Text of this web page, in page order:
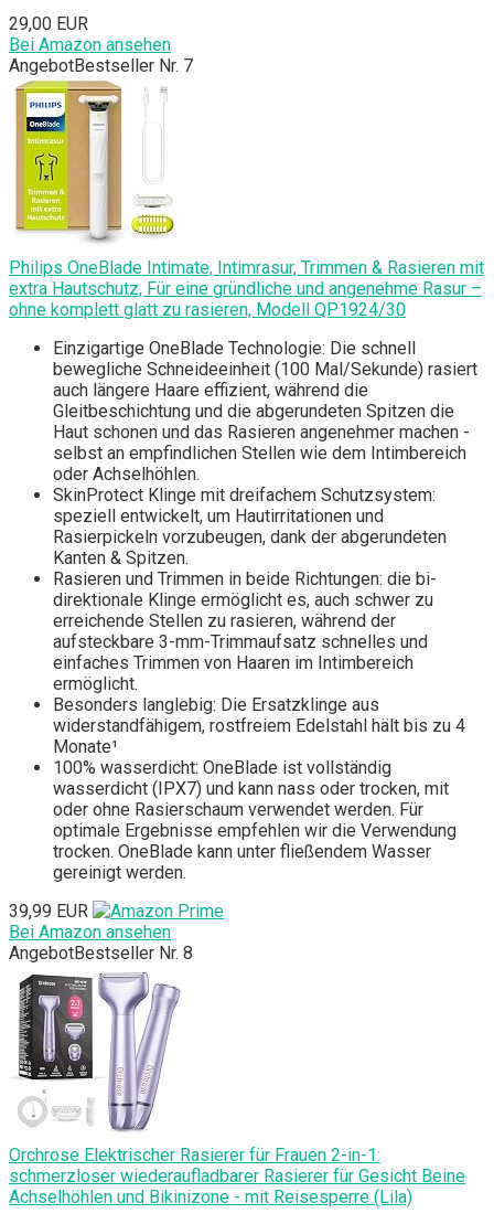
29,00 EUR
Bei Amazon ansehen
AngebotBestseller Nr. 7
Philips OneBlade Intimate, Intimrasur, Trimmen & Rasieren mit
extra Hautschutz, Für eine gründliche und angenehme Rasur –
ohne komplett glatt zu rasieren, Modell QP1924/30
Einzigartige OneBlade Technologie: Die schnell
bewegliche Schneideeinheit (100 Mal/Sekunde) rasiert
auch längere Haare effizient, während die
Gleitbeschichtung und die abgerundeten Spitzen die
Haut schonen und das Rasieren angenehmer machen -
selbst an empfindlichen Stellen wie dem Intimbereich
oder Achselhöhlen.
SkinProtect Klinge mit dreifachem Schutzsystem:
speziell entwickelt, um Hautirritationen und
Rasierpickeln vorzubeugen, dank der abgerundeten
Kanten & Spitzen.
Rasieren und Trimmen in beide Richtungen: die bi-
direktionale Klinge ermöglicht es, auch schwer zu
erreichende Stellen zu rasieren, während der
aufsteckbare 3-mm-Trimmaufsatz schnelles und
einfaches Trimmen von Haaren im Intimbereich
ermöglicht.
Besonders langlebig: Die Ersatzklinge aus
widerstandfähigem, rostfreiem Edelstahl hält bis zu 4
Monate¹
100% wasserdicht: OneBlade ist vollständig
wasserdicht (IPX7) und kann nass oder trocken, mit
oder ohne Rasierschaum verwendet werden. Für
optimale Ergebnisse empfehlen wir die Verwendung
trocken. OneBlade kann unter fließendem Wasser
gereinigt werden.
39,99 EUR
Bei Amazon ansehen
AngebotBestseller Nr. 8
Orchrose Elektrischer Rasierer für Frauen 2-in-1:
schmerzloser wiederaufladbarer Rasierer für Gesicht Beine
Achselhöhlen und Bikinizone - mit Reisesperre (Lila)